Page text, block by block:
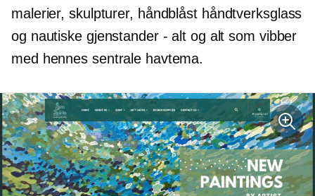
malerier, skulpturer, håndblåsthåndtverksglass
og nautiske gjenstander - alt og alt som vibber
med hennes sentrale havtema.